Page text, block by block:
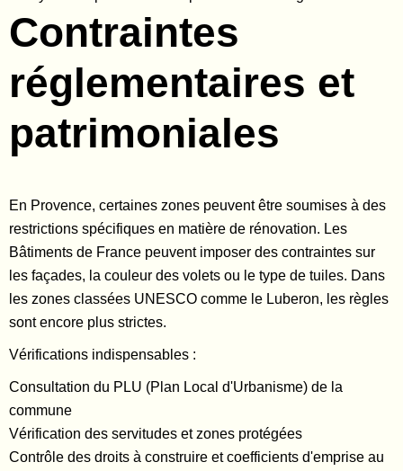
Contraintes
réglementaires et
patrimoniales
En Provence, certaines zones peuvent être soumises à des
restrictions spécifiques en matière de rénovation. Les
Bâtiments de France peuvent imposer des contraintes sur
les façades, la couleur des volets ou le type de tuiles. Dans
les zones classées UNESCO comme le Luberon, les règles
sont encore plus strictes.
Vérifications indispensables :
Consultation du PLU (Plan Local d'Urbanisme) de la
commune
Vérification des servitudes et zones protégées
Contrôle des droits à construire et coefficients d'emprise au